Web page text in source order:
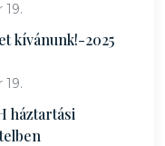
kívánunk!-2025
háztartási